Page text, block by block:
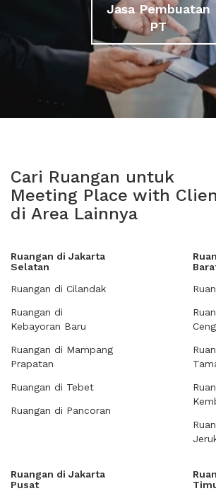
Jasa Pembuatan
PT
Cari Ruangan untuk
Meeting Place with
di Area Lainnya
Ruangan di Jakarta
Selatan
Ruangan di Cilandak
Ruangan di
Kebayoran Baru
Ruangan di Mampang
Prapatan
Ruangan di Tebet
Ruangan di Pancoran
Ruangan di Jakarta
Pusat